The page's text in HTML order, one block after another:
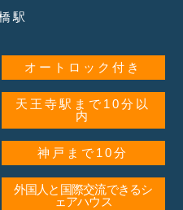
駅
オートロック付き
天王寺駅まで10分以
内
神戸まで10分
外国人と国際交流できるシ
ェアハウス